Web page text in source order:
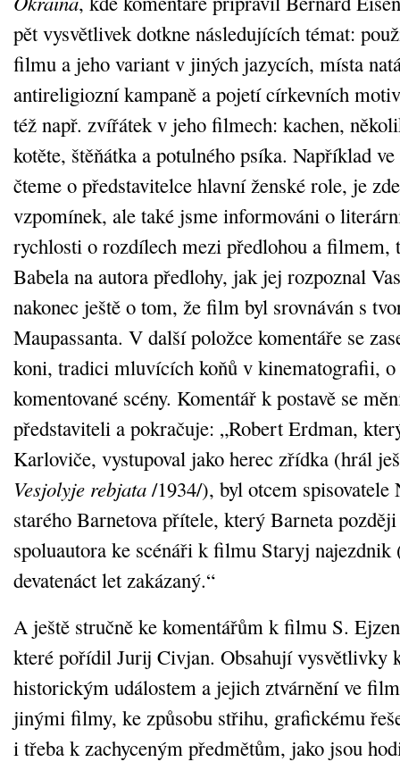
pět vysvětlivek dotkne následujících témat:
filmu a jeho variant v jiných jazycích, místa
antireligiozní kampaně a pojetí církevních
též např. zvířátek v jeho filmech: kachen,
kotěte, štěňátka a potulného psíka. Například
čteme o představitelce hlavní ženské role, je
vzpomínek, ale také jsme informováni o
rychlosti o rozdílech mezi předlohou a filmem,
Babela na autora předlohy, jak jej rozpoznal
nakonec ještě o tom, že film byl srovnáván s
Maupassanta. V další položce komentáře se
koni, tradici mluvících koňů v kinematografii, o
komentované scény. Komentář k postavě se
představiteli a pokračuje: „Robert Erdman,
Karloviče, vystupoval jako herec zřídka (hrál
Vesjolyje rebjata /1934/), byl otcem spisovatele
starého Barnetova přítele, který Barneta
spoluautora ke scénáři k filmu Staryj najezdnik
devatenáct let zakázaný.“
A ještě stručně ke komentářům k filmu S.
které pořídil Jurij Civjan. Obsahují vysvětlivky
historickým událostem a jejich ztvárnění ve
jinými filmy, ke způsobu střihu, grafickému
i třeba k zachyceným předmětům, jako jsou